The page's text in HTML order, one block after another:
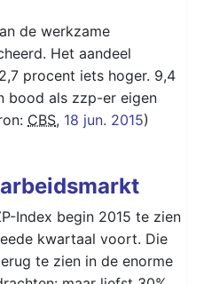
de werkzame
Het aandeel
procent iets hoger. 9,4
bood als zzp-er eigen
CBS, 18 jun. 2015)
Index begin 2015 te zien
kwartaal voort. Die
te zien in de enorme